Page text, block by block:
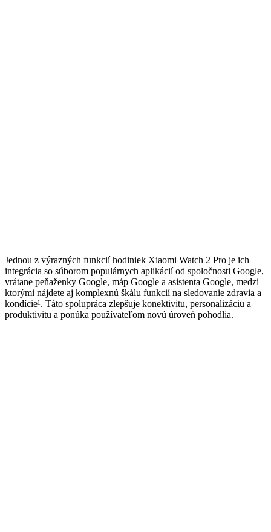
Jednou z výrazných funkcií hodiniek Xiaomi Watch 2 Pro je ich
integrácia so súborom populárnych aplikácií od spoločnosti Google,
vrátane peňaženky Google, máp Google a asistenta Google, medzi
ktorými nájdete aj komplexnú škálu funkcií na sledovanie zdravia a
kondície¹. Táto spolupráca zlepšuje konektivitu, personalizáciu a
produktivitu a ponúka používateľom novú úroveň pohodlia.